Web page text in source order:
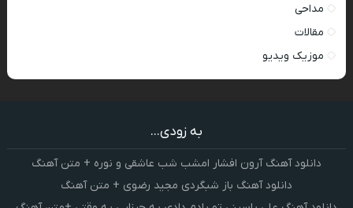
مداحی
مقالات
موزیک ویدیو
به زودی...
دانلود آهنگ آرون افشار امشب شب عاشقی و نوره + متن آهنگ
دانلود آهنگ باز شبگردی مجید رضوی + متن آهنگ